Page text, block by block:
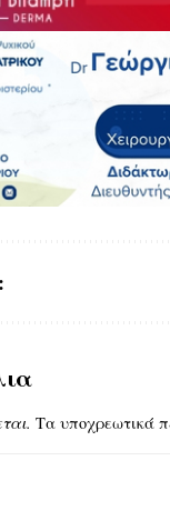
Τα υποχρεωτικά